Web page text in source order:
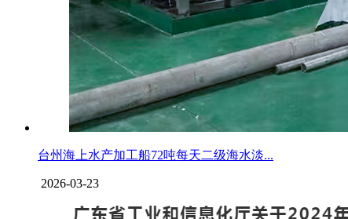
台州海上水产加工船72吨每天二级海水淡...
2026-03-23